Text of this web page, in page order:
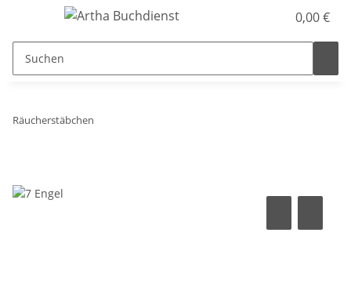
0,00 €
Räucherstäbchen